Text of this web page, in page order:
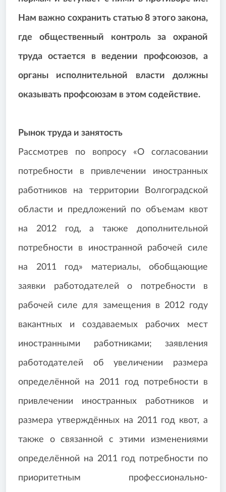
Нам важно сохранить статью 8 этого закона,
где общественный контроль за охраной
труда остается в ведении профсоюзов, а
органы исполнительной власти должны
оказывать профсоюзам в этом содействие.
Рынок труда и занятость
Рассмотрев по вопросу «О согласовании
потребности в привлечении иностранных
работников на территории Волгоградской
области и предложений по объемам квот
на 2012 год, а также дополнительной
потребности в иностранной рабочей силе
на 2011 год» материалы, обобщающие
заявки работодателей о потребности в
рабочей силе для замещения в 2012 году
вакантных и создаваемых рабочих мест
иностранными работниками; заявления
работодателей об увеличении размера
определённой на 2011 год потребности в
привлечении иностранных работников и
размера утверждённых на 2011 год квот, а
также о связанной с этими изменениями
определённой на 2011 год потребности по
приоритетным профессионально-